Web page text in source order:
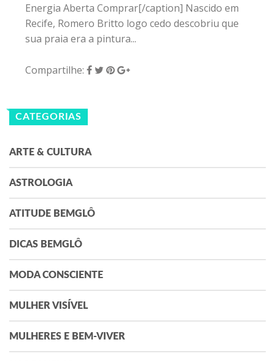
Energia Aberta Comprar[/caption] Nascido em
Recife, Romero Britto logo cedo descobriu que
sua praia era a pintura...
Compartilhe:
CATEGORIAS
ARTE & CULTURA
ASTROLOGIA
ATITUDE BEMGLÔ
DICAS BEMGLÔ
MODA CONSCIENTE
MULHER VISÍVEL
MULHERES E BEM-VIVER